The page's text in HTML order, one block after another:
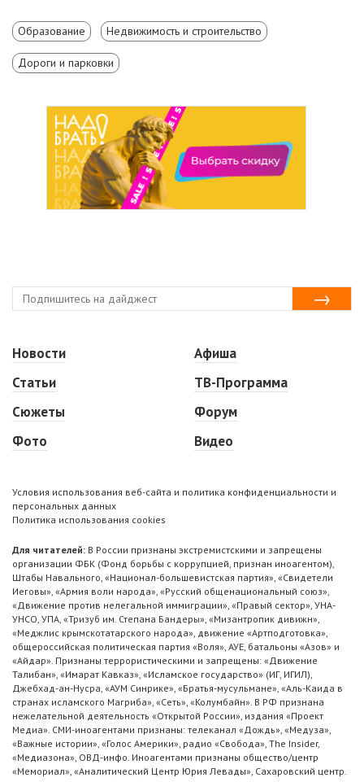
Образование Недвижимость и строительство
Дороги и парковки
Новости
Статьи
Сюжеты
Фото
Афиша
ТВ-Программа
Форум
Видео
Условия использования веб-сайта и политика конфиденциальности и
персональных данных
Политика использования cookies
Для читателей: В России признаны экстремистскими и запрещены
организации ФБК (Фонд борьбы с коррупцией, признан иноагентом),
Штабы Навального, «Национал-большевистская партия», «Свидетели
Иеговы», «Армия воли народа», «Русский общенациональный союз»,
«Движение против нелегальной иммиграции», «Правый сектор», УНА-
УНСО, УПА, «Тризуб им. Степана Бандеры», «Мизантропик дивижн»,
«Меджлис крымскотатарского народа», движение «Артподготовка»,
общероссийская политическая партия «Воля», АУЕ, батальоны «Азов» и
«Айдар». Признаны террористическими и запрещены: «Движение
Талибан», «Имарат Кавказ», «Исламское государство» (ИГ, ИГИЛ),
Джебхад-ан-Нусра, «АУМ Синрике», «Братья-мусульмане», «Аль-Каида в
странах исламского Магриба», «Сеть», «Колумбайн». В РФ признана
нежелательной деятельность «Открытой России», издания «Проект
Медиа». СМИ-иноагентами признаны: телеканал «Дождь», «Медуза»,
«Важные истории», «Голос Америки», радио «Свобода», The Insider,
«Медиазона», ОВД-инфо. Иноагентами признаны общество/центр
«Мемориал», «Аналитический Центр Юрия Левады», Сахаровский центр.